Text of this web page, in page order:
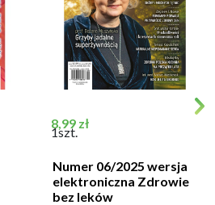
Cena
8,99 zł
1szt.
Numer 06/2025 wersja
elektroniczna Zdrowie
bez leków